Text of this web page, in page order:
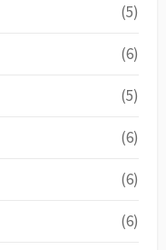
(5)
(6)
(5)
(6)
(6)
(6)